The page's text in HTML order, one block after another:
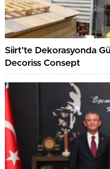
Siirt’te Dekorasyonda
Decoriss Consept